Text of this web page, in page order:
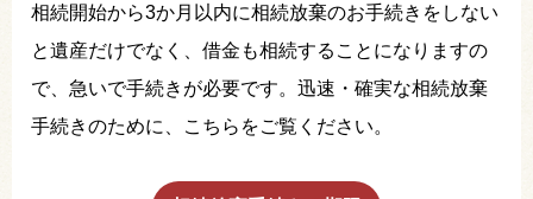
相続開始から3か月以内に相続放棄のお手続きをしない
と遺産だけでなく、借金も相続することになりますの
で、急いで手続きが必要です。迅速・確実な相続放棄
手続きのために、こちらをご覧ください。